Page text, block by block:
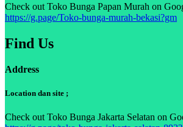
Check out Toko Bunga Papan Murah on
https://g.page/Toko-bunga-murah-bekasi?gm
Find Us
Address
Location dan site ;
Check out Toko Bunga Jakarta Selatan on